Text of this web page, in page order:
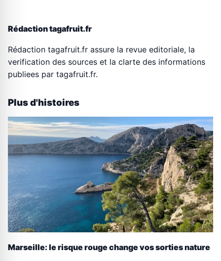
Rédaction tagafruit.fr
Rédaction tagafruit.fr assure la revue editoriale, la
verification des sources et la clarte des informations
publiees par tagafruit.fr.
Plus d'histoires
Marseille: le risque rouge change vos sorties nature